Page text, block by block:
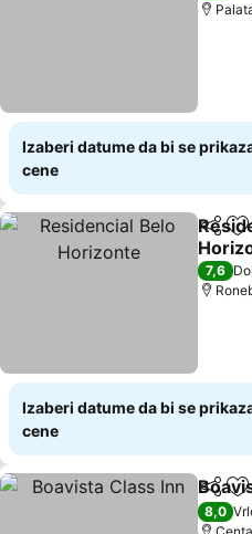
Izaberi datume da bi se
cene
Deli
7,6
Izaberi datume da bi se
cene
Deli
8,0